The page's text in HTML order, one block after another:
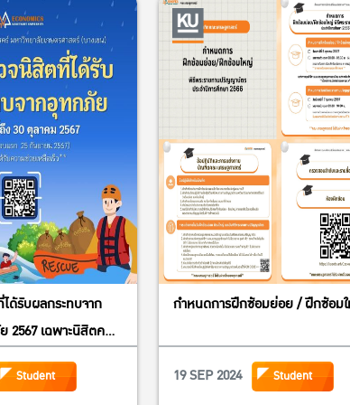
ด้รับผลกระทบจาก
เฉพาะนิสิตคณะ
าวิทยาลัย
งเขน)
Student
กำหนดการฝึกซ้อมย่อย / ฝึกซ้อม
19 SEP 2024 Student